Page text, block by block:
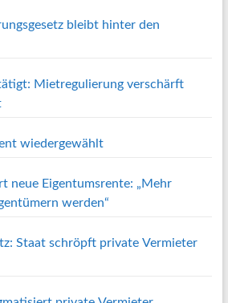
bleibt hinter den
Mietregulierung verschärft
wiedergewählt
neue Eigentumsrente: „Mehr
werden“
Staat schröpft private Vermieter